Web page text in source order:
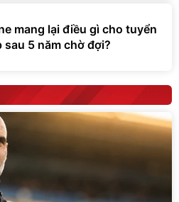
mang lại điều gì cho tuyển
sau 5 năm chờ đợi?